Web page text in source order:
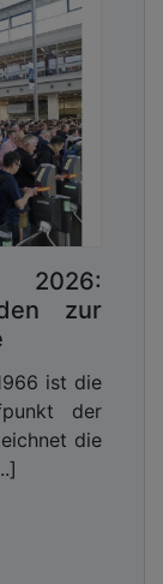
zur
ist die
der
die